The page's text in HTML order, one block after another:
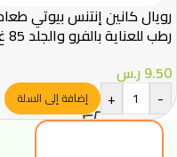
رويال كانين إنتنس بيوتي
رطب
9.50ر.س
-
+ إضافة إلى السلة